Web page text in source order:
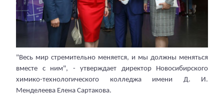
"Весь мир стремительно меняется, и мы должны меняться
вместе с ним", - утверждает директор Новосибирского
химико-технологического колледжа имени Д. И.
Менделеева Елена Сартакова.